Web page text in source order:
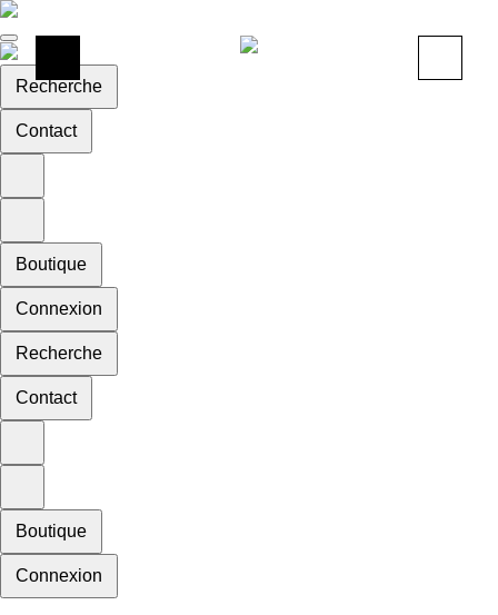
Recherche
Contact
Boutique
Connexion
Recherche
Contact
Boutique
Connexion